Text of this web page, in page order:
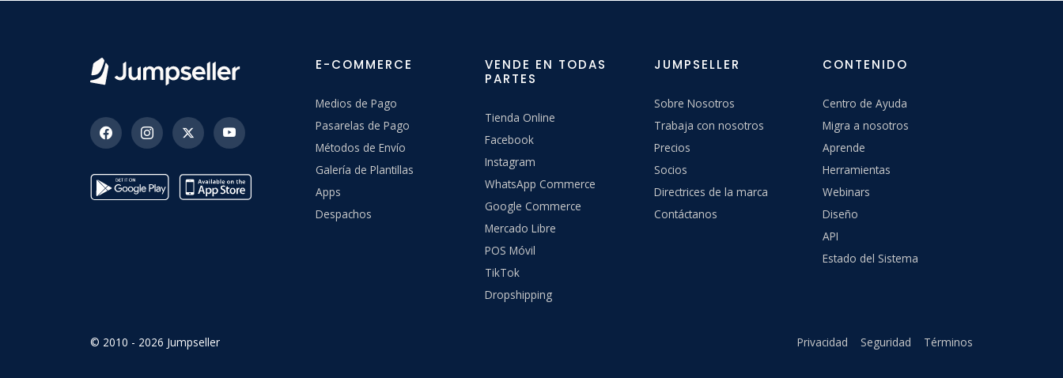
E-COMMERCE
Medios de Pago
Pasarelas de Pago
Métodos de Envío
Galería de Plantillas
Apps
Despachos
VENDE EN TODAS
PARTES
Tienda Online
Facebook
Instagram
WhatsApp Commerce
Google Commerce
Mercado Libre
POS Móvil
TikTok
Dropshipping
JUMPSELLER
Sobre Nosotros
Trabaja con nosotros
Precios
Socios
Directrices de la marca
Contáctanos
CONTENIDO
Centro de Ayuda
Migra a nosotros
Aprende
Herramientas
Webinars
Diseño
API
Estado del Sistema
© 2010 - 2026 Jumpseller Privacidad Seguridad Términos